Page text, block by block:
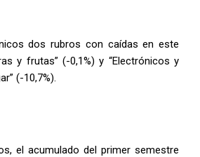
dos rubros con caídas en este
y frutas” (-0,1%) y “Electrónicos y
(-10,7%).
el acumulado del primer semestre